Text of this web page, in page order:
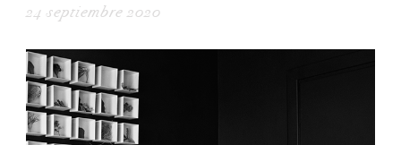
24 septiembre 2020